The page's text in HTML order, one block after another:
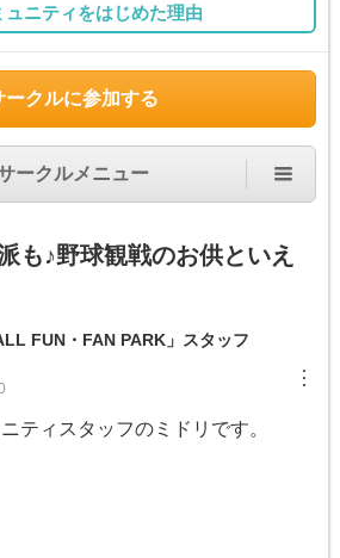
ュニティをはじめた理由
ークルに参加する
ークルメニュー
も♪野球観戦のお供といえ
FUN・FAN PARK」スタッフ
︙
ティスタッフのミドリです。